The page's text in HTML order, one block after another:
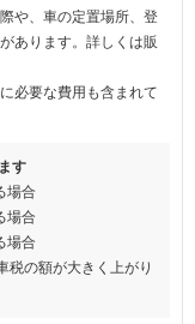
や、車の定置場所、登
あります。詳しくは販
必要な費用も含まれて
す
場合
場合
場合
税の額が大きく上がり